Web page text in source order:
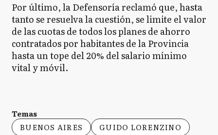
Por último, la Defensoría reclamó que, hasta
tanto se resuelva la cuestión, se limite el valor
de las cuotas de todos los planes de ahorro
contratados por habitantes de la Provincia
hasta un tope del 20% del salario mínimo
vital y móvil.
Temas
BUENOS AIRES
GUIDO LORENZINO